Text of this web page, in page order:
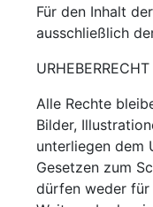
Für den Inhalt
ausschließlich
URHEBERRECHT
Alle Rechte
Bilder,
unterliegen dem
Gesetzen zum
dürfen weder